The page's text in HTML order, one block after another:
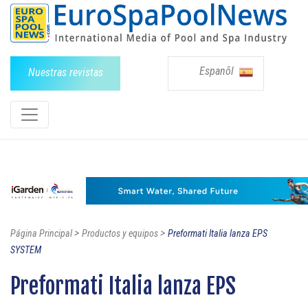
Nuestras revistas Espanõl
Página Principal> Productos y equipos> Preformati Italia lanza EPS
SYSTEM
Preformati Italia lanza EPS